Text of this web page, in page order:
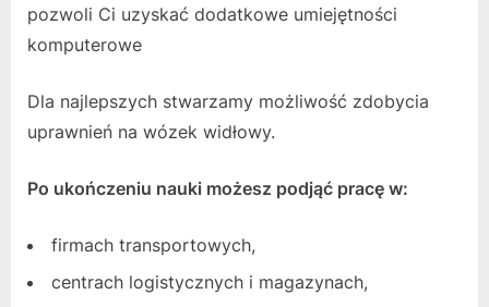
pozwoli Ci uzyskać dodatkowe umiejętności
komputerowe
Dla najlepszych stwarzamy możliwość zdobycia
uprawnień na wózek widłowy.
Po ukończeniu nauki możesz podjąć pracę w:
firmach transportowych,
centrach logistycznych i magazynach,